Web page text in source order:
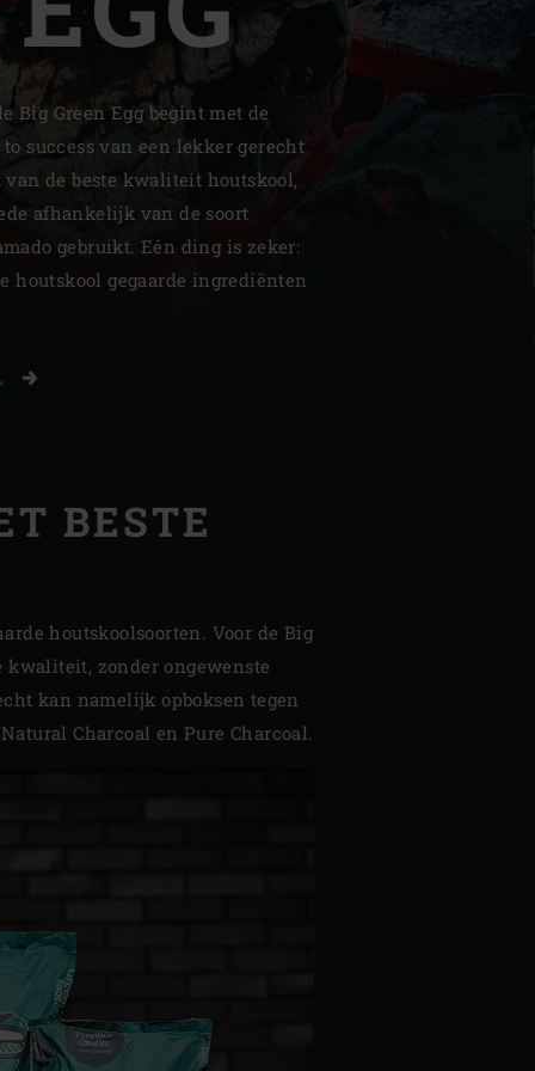
Schweiz (Français)
Big Green Egg begint met de
success van een lekker gerecht
de beste kwaliteit houtskool,
afhankelijk van de soort
gebruikt. Eén ding is zeker:
houtskool gegaarde ingrediënten
BESTE
houtskoolsoorten. Voor de Big
kwaliteit, zonder ongewenste
kan namelijk opboksen tegen
Charcoal en Pure Charcoal.